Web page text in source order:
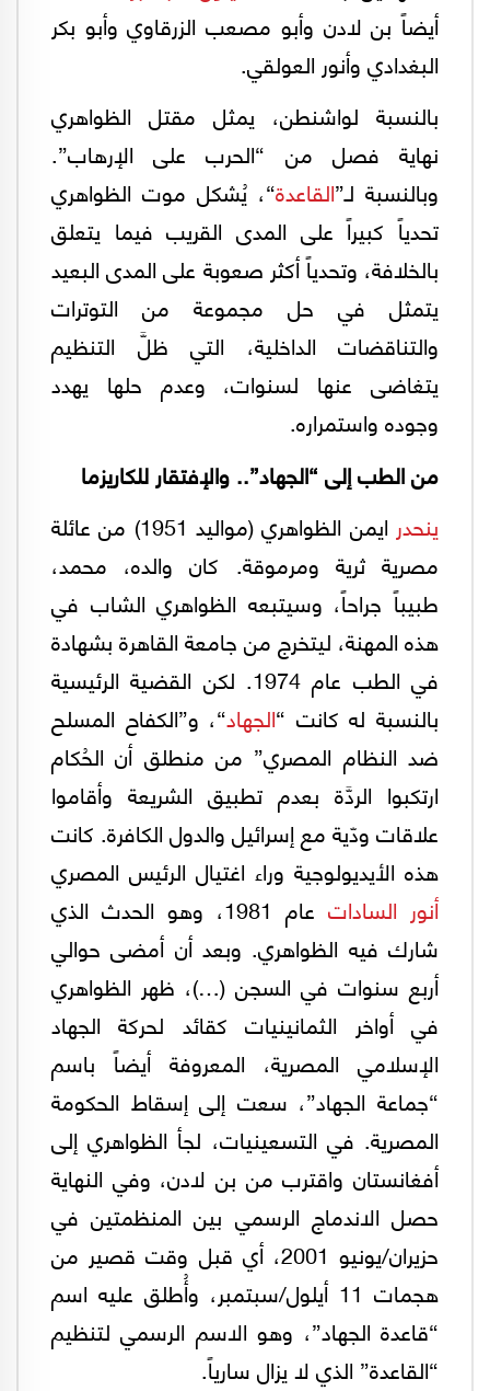
أيضاً بن لادن وأبو مصعب الزرقاوي وأبو بكر
البغدادي وأنور العولقي.
بالنسبة لواشنطن، يمثل مقتل الظواهري
نهاية فصل من “الحرب على الإرهاب”.
وبالنسبة لـ”القاعدة“، يُشكل موت الظواهري
تحدياً كبيراً على المدى القريب فيما يتعلق
بالخلافة، وتحدياً أكثر صعوبة على المدى البعيد
يتمثل في حل مجموعة من التوترات
والتناقضات الداخلية، التي ظلَّ التنظيم
يتغاضى عنها لسنوات، وعدم حلها يهدد
وجوده واستمراره.
من الطب إلى “الجهاد”.. والإفتقار للكاريزما
ينحدر
ايمن الظواهري (مواليد 1951) من عائلة
مصرية ثرية ومرموقة. كان والده، محمد،
طبيباً جراحاً، وسيتبعه الظواهري الشاب في
هذه المهنة، ليتخرج من جامعة القاهرة بشهادة
في الطب عام 1974. لكن القضية الرئيسية
بالنسبة له كانت “الجهاد“، و”الكفاح المسلح
ضد النظام المصري” من منطلق أن الحُكام
ارتكبوا الردَّة بعدم تطبيق الشريعة وأقاموا
علاقات ودّية مع إسرائيل والدول الكافرة. كانت
هذه الأيديولوجية وراء اغتيال الرئيس المصري
أنور السادات
عام 1981، وهو الحدث الذي
شارك فيه الظواهري. وبعد أن أمضى حوالي
أربع سنوات في السجن (…)، ظهر الظواهري
في أواخر الثمانينيات كقائد لحركة الجهاد
الإسلامي المصرية، المعروفة أيضاً باسم
“جماعة الجهاد”، سعت إلى إسقاط الحكومة
المصرية. في التسعينيات، لجأ الظواهري إلى
أفغانستان واقترب من بن لادن، وفي النهاية
حصل الاندماج الرسمي بين المنظمتين في
حزيران/يونيو 2001، أي قبل وقت قصير من
هجمات 11 أيلول/سبتمبر، وأُطلق عليه اسم
“قاعدة الجهاد”، وهو الاسم الرسمي لتنظيم
“القاعدة” الذي لا يزال سارياً.